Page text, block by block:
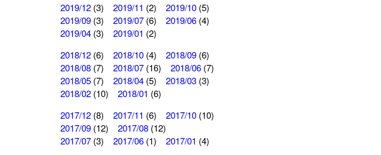
2019/12 (3) 2019/11 (2) 2019/10 (5)
2019/09 (3) 2019/07 (6) 2019/06 (4)
2019/04 (3) 2019/01 (2)
2018/12 (6) 2018/10 (4) 2018/09 (6)
2018/08 (7) 2018/07 (16) 2018/06 (7)
2018/05 (7) 2018/04 (5) 2018/03 (3)
2018/02 (10) 2018/01 (6)
2017/12 (8) 2017/11 (6) 2017/10 (10)
2017/09 (12) 2017/08 (12)
2017/07 (3) 2017/06 (1) 2017/01 (4)